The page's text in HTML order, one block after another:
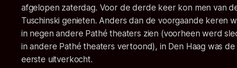
afgelopen zaterdag. Voor de derde keer kon men van
Tuschinski genieten. Anders dan de voorgaande keren
in negen andere Pathé theaters zien (voorheen werd
in andere Pathé theaters vertoond), in Den Haag was
eerste uitverkocht.